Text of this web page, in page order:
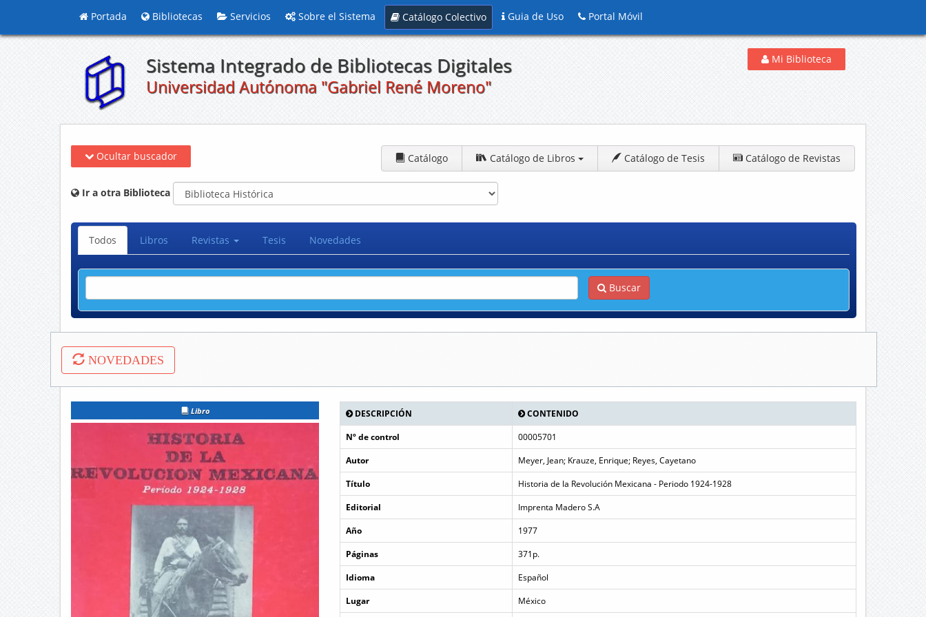
Portada Bibliotecas Servicios Sobre el Sistema Catálogo Colectivo Guia de Uso Portal Móvil
Sistema Integrado de Bibliotecas Digitales
Universidad Autónoma "Gabriel René Moreno"
Mi Biblioteca
Ocultar buscador Catálogo Catálogo de Libros Catálogo de Tesis Catálogo de Revistas
Ir a otra Biblioteca
Todos Libros Revistas Tesis Novedades
Buscar
NOVEDADES
Libro DESCRIPCIÓN
CONTENIDO
Nº de control
00005701
Autor
Meyer, Jean; Krauze, Enrique; Reyes, Cayetano
Título
Historia de la Revolución Mexicana - Periodo 1924-1928
Editorial
Imprenta Madero S.A
Año
1977
Páginas
371p.
Idioma
Español
Lugar
México